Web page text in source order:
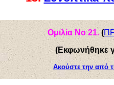
Ομιλία Νο 21. (
(Εκφωνήθηκε
Ακούστε την από